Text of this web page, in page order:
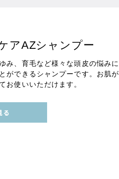
アAZシャンプー
み、育毛など様々な頭皮の悩みに
ができるシャンプーです。お肌が
お使いいただけます。
る